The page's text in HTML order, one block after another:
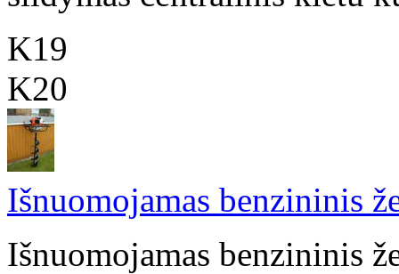
K19
K20
Išnuomojamas benzininis
Išnuomojamas benzininis